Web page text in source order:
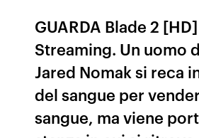
GUARDA Blade 2
Streaming. Un uomo
Jared Nomak si reca
del sangue per
sangue, ma viene